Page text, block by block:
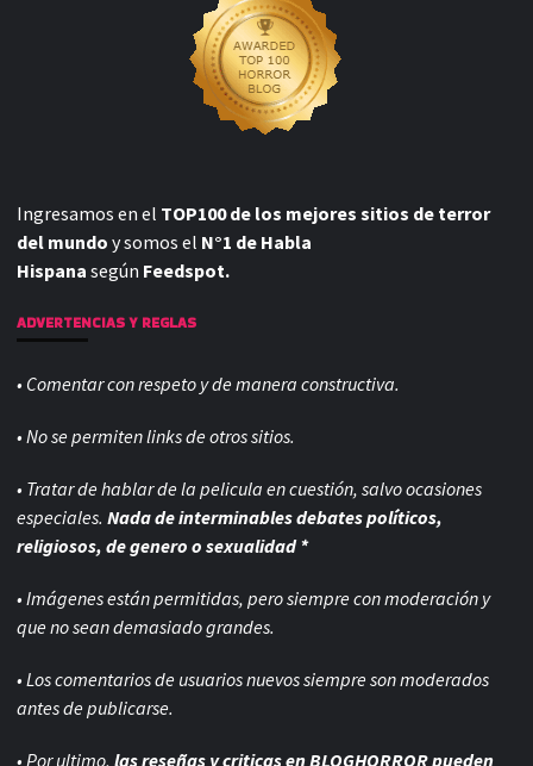
Ingresamos en el TOP100 de los mejores sitios de terror
del mundo y somos el N°1 de Habla
Hispana según Feedspot.
ADVERTENCIAS Y REGLAS
• Comentar con respeto y de manera constructiva.
• No se permiten links de otros sitios.
• Tratar de hablar de la pelicula en cuestión, salvo ocasiones
especiales. Nada de interminables debates políticos,
religiosos, de genero o sexualidad *
• Imágenes están permitidas, pero siempre conmoderación y
que no sean demasiado grandes.
• Los comentarios de usuarios nuevos siempre son moderados
antes de publicarse.
• Por ultimo, las reseñas y criticas en BLOGHORROR pueden